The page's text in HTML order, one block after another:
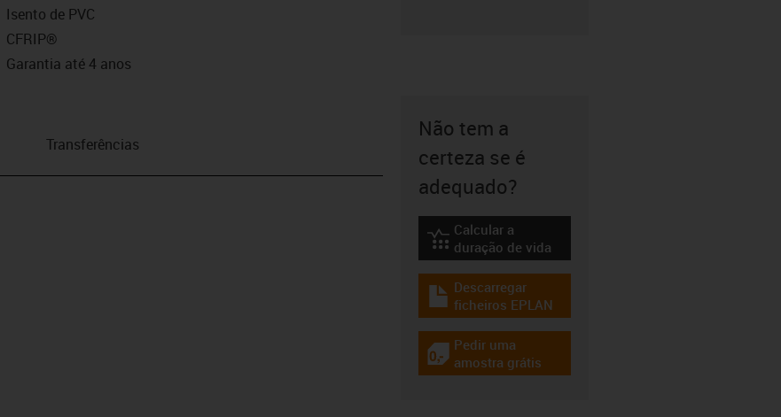
Isento de PVC
CFRIP®
Garantia até 4 anos
Transferências
Não tem a
certeza se é
adequado?
igus-icon-lebensdauerrechner
Calcular a
duração de vida
igus-icon-download-plan
Descarregar
ficheiros EPLAN
igus-icon-gratismuster
Pedir uma
amostra grátis